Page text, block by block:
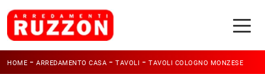
HOME - ARREDAMENTO CASA - TAVOLI - TAVOLI COLOGNO MONZESE